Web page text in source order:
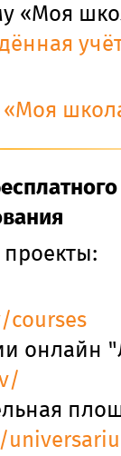
«Моя
courses
онлайн